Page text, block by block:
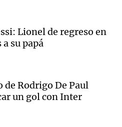
esta noche a
a su familia
Privada: el revés
una debilidad
Gobierno
Lionel de regreso en
su papá
de Rodrigo De Paul
un gol con Inter